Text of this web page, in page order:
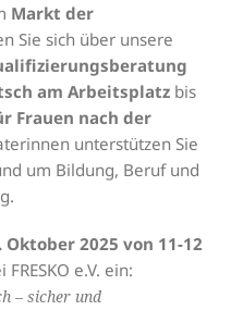
Markt der
Sie sich über unsere
am Arbeitsplatz bis
Frauen nach der
unterstützen Sie
um Bildung, Beruf und
Oktober 2025 von 11-12
FRESKO e.V. ein:
– sicher und